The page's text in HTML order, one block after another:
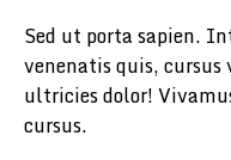
Sed ut porta sapien.
venenatis quis,
ultricies dolor!
cursus.